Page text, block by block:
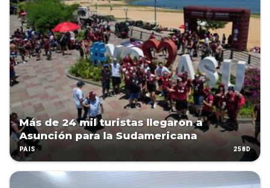
Más de 24 mil turistas llegaron a
Asunción para la Sudamericana
PAÍS 258D